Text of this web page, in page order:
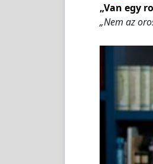
„Van egy
„Nem az